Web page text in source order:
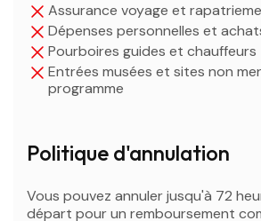
Assurance voyage et
Dépenses personnelles et
Pourboires guides et chauffeurs
Entrées musées et sites non
programme
Politique d'annulation
Vous pouvez annuler jusqu'à 72
départ pour un remboursement